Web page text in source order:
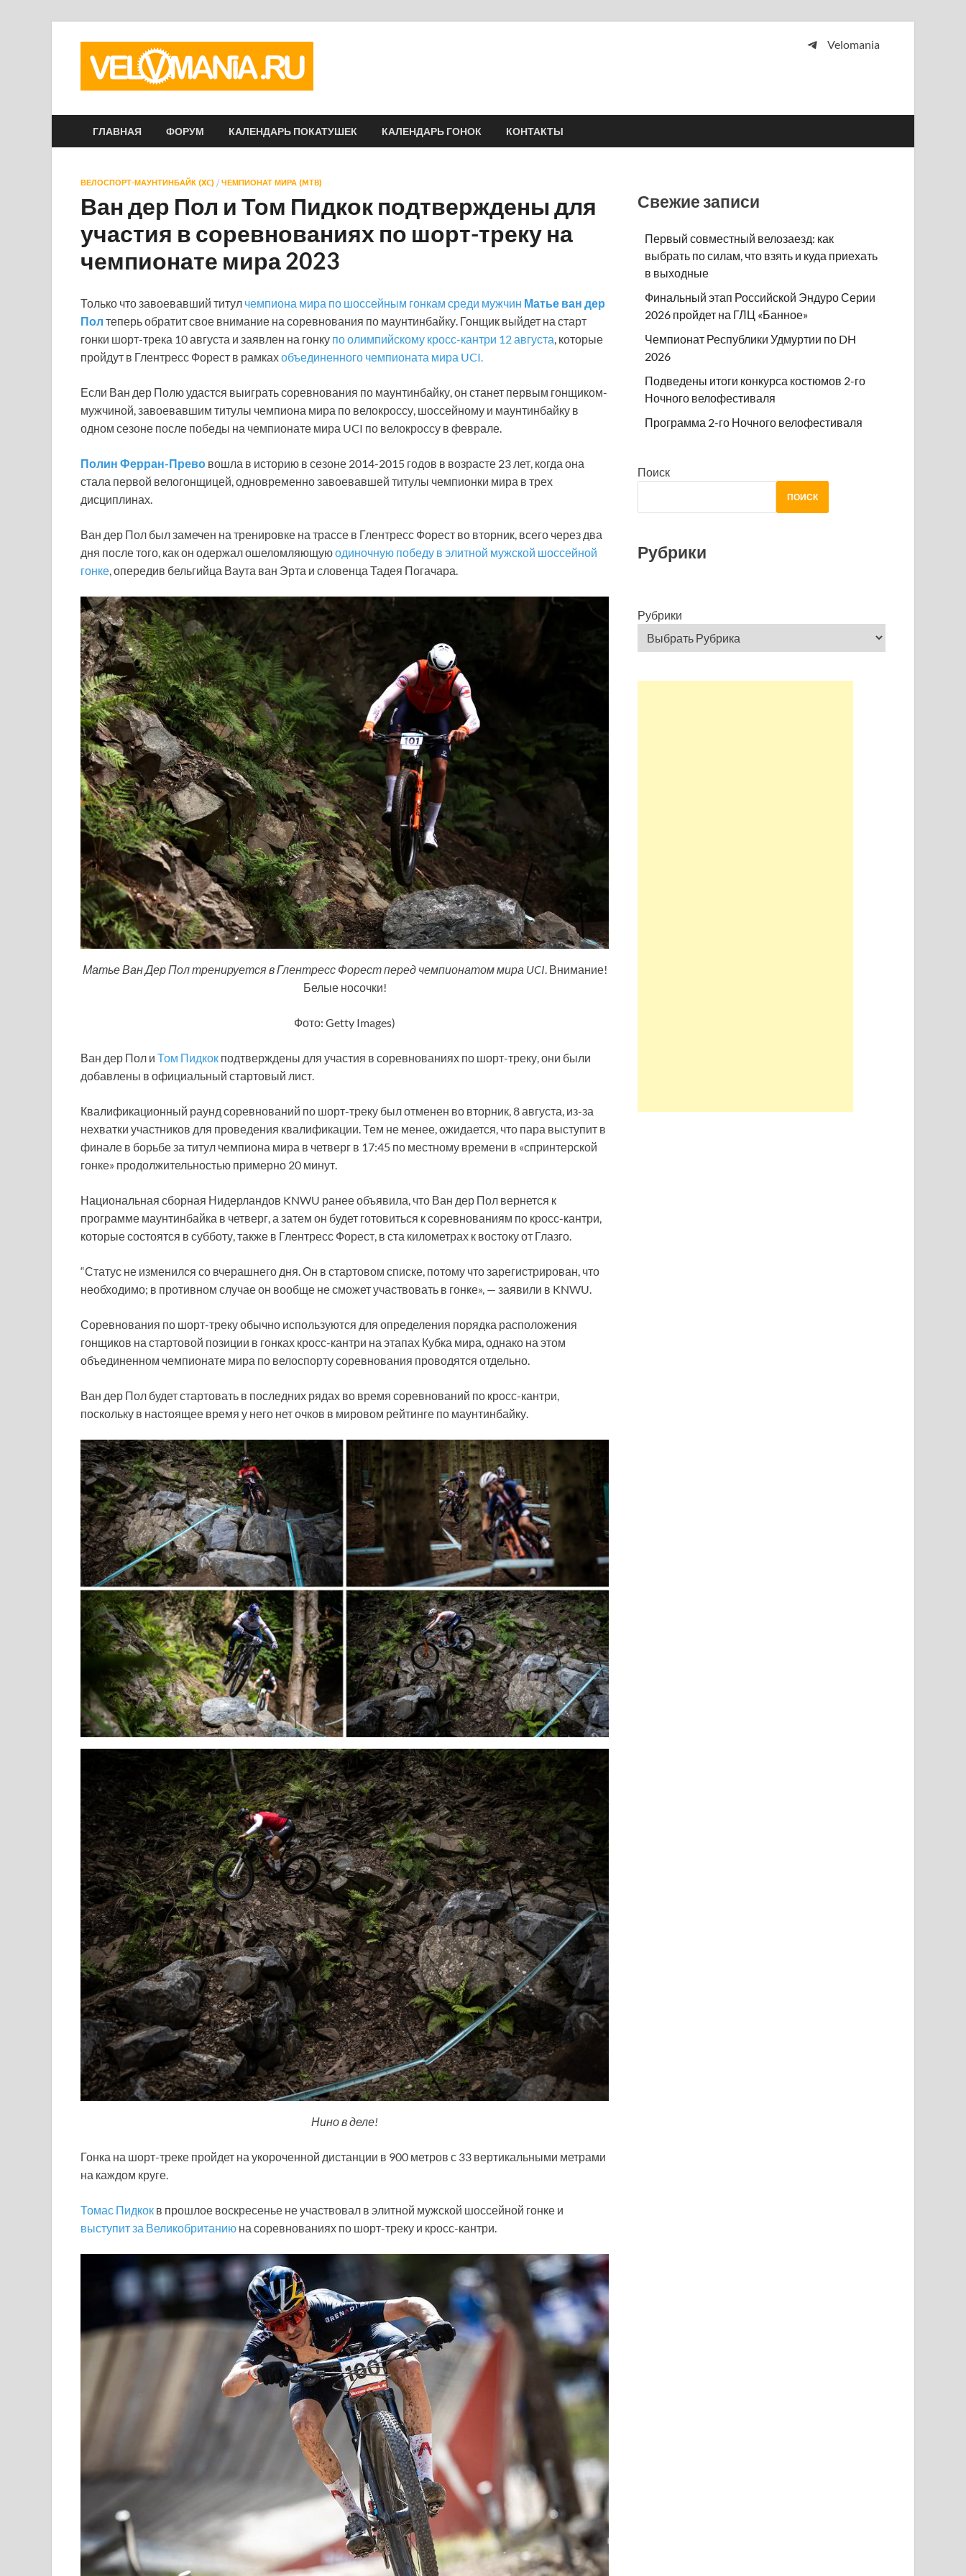
Velomania
ГЛАВНАЯ ФОРУМ КАЛЕНДАРЬ ПОКАТУШЕК КАЛЕНДАРЬ ГОНОК КОНТАКТЫ
ВЕЛОСПОРТ-МАУНТИНБАЙК (XC) / ЧЕМПИОНАТ МИРА (MTB)
Ван дер Пол и Том Пидкок подтверждены для
участия в соревнованиях по шорт-треку на
чемпионате мира 2023
Только что завоевавший титул чемпиона мира по шоссейным гонкам среди мужчин Матье ван дер
Пол теперь обратит свое внимание на соревнования по маунтинбайку. Гонщик выйдет на старт
гонки шорт-трека 10 августа и заявлен на гонку по олимпийскому кросс-кантри 12 августа, которые
пройдут в Глентресс Форест в рамкахобъединенного чемпионата мира UCI.
Если Ван дер Полю удастся выиграть соревнования по маунтинбайку, он станет первым гонщиком-
мужчиной, завоевавшим титулы чемпиона мира по велокроссу, шоссейному и маунтинбайку в
одном сезоне после победы на чемпионате мира UCI по велокроссу в феврале.
Полин Ферран-Прево вошла в историю в сезоне 2014-2015 годов в возрасте 23 лет, когда она
стала первой велогонщицей, одновременно завоевавшей титулы чемпионки мира в трех
дисциплинах.
Ван дер Пол был замечен на тренировке на трассе в Глентресс Форест во вторник, всего через два
дня после того, как он одержал ошеломляющуюодиночную победу в элитной мужской шоссейной
гонке, опередив бельгийца Ваута ван Эрта и словенца Тадея Погачара.
Матье Ван Дер Пол тренируется в Глентресс Форест перед чемпионатом мира UCI. Внимание!
Белые носочки!
Фото: Getty Images)
Ван дер Пол и Том Пидкок подтверждены для участия в соревнованиях по шорт-треку, они были
добавлены в официальный стартовый лист.
Квалификационный раунд соревнований по шорт-треку был отменен во вторник, 8 августа, из-за
нехватки участников для проведения квалификации. Тем не менее, ожидается, что пара выступит в
финале в борьбе за титул чемпиона мира в четверг в 17:45 по местному времени в «спринтерской
гонке» продолжительностью примерно 20 минут.
Национальная сборная Нидерландов KNWU ранее объявила, что Ван дер Пол вернется к
программе маунтинбайка в четверг, а затем он будет готовиться к соревнованиям по кросс-кантри,
которые состоятся в субботу, также в Глентресс Форест, в ста километрах к востоку от Глазго.
“Статус не изменился со вчерашнего дня. Он в стартовом списке, потому что зарегистрирован, что
необходимо; в противном случае он вообще не сможет участвовать в гонке», — заявили в KNWU.
Соревнования по шорт-треку обычно используются для определения порядка расположения
гонщиков на стартовой позиции в гонках кросс-кантри на этапах Кубка мира, однако на этом
объединенном чемпионате мира по велоспорту соревнования проводятся отдельно.
Ван дер Пол будет стартовать в последних рядах во время соревнований по кросс-кантри,
поскольку в настоящее время у него нет очков в мировом рейтинге по маунтинбайку.
Нино в деле!
Гонка на шорт-треке пройдет на укороченной дистанции в 900 метров с 33 вертикальными метрами
на каждом круге.
Томас Пидкок в прошлое воскресенье не участвовал в элитной мужской шоссейной гонке и
выступит за Великобританию на соревнованиях по шорт-треку и кросс-кантри.
Свежие записи
Первый совместный велозаезд: как
выбрать по силам, что взять и куда приехать
в выходные
Финальный этап Российской Эндуро Серии
2026 пройдет на ГЛЦ «Банное»
Чемпионат Республики Удмуртии по DH
2026
Подведены итоги конкурса костюмов 2-го
Ночного велофестиваля
Программа 2-го Ночного велофестиваля
Поиск
ПОИСК
Рубрики
Рубрики